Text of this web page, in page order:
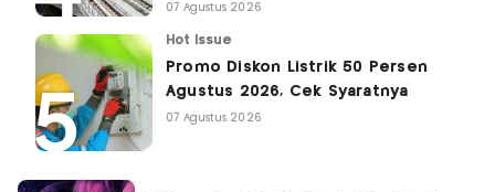
07 Agustus 2026
Hot Issue
Promo Diskon Listrik 50 Persen
Agustus 2026, Cek Syaratnya
07 Agustus 2026